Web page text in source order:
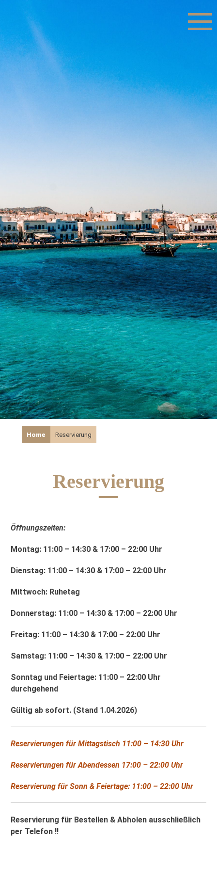
Home Reservierung
Reservierung
Öffnungszeiten:
Montag: 11:00 – 14:30 & 17:00 – 22:00 Uhr
Dienstag: 11:00 – 14:30 & 17:00 – 22:00 Uhr
Mittwoch: Ruhetag
Donnerstag: 11:00 – 14:30 & 17:00 – 22:00 Uhr
Freitag: 11:00 – 14:30 & 17:00 – 22:00 Uhr
Samstag: 11:00 – 14:30 & 17:00 – 22:00 Uhr
Sonntag und Feiertage: 11:00 – 22:00 Uhr
durchgehend
Gültig ab sofort. (Stand 1.04.2026)
Reservierungen für Mittagstisch 11:00 – 14:30 Uhr
Reservierungen für Abendessen 17:00 – 22:00 Uhr
Reservierung für Sonn & Feiertage: 11:00 – 22:00 Uhr
Reservierung für Bestellen & Abholen ausschließlich
per Telefon !!